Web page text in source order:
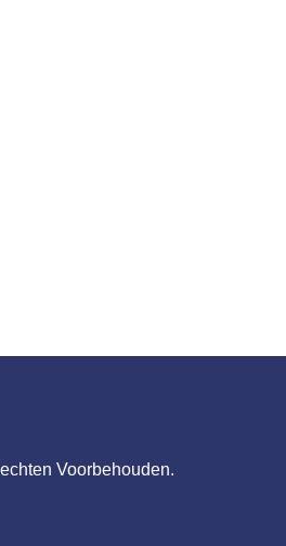
Voorbehouden.